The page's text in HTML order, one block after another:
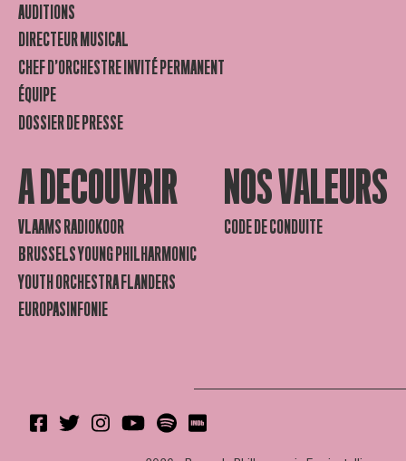
AUDITIONS
DIRECTEUR MUSICAL
CHEF D’ORCHESTRE INVITÉ PERMANENT
ÉQUIPE
DOSSIER DE PRESSE
A DECOUVRIR
VLAAMS RADIOKOOR
BRUSSELS YOUNG PHILHARMONIC
YOUTH ORCHESTRA FLANDERS
EUROPASINFONIE
NOS VALEURS
CODE DE CONDUITE